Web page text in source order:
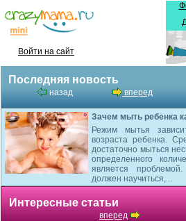
Войти на сайт
Последняя новость
назад вперед
Зачем мыть ребенка
Режим мытья
возраста ребенка.
достаточно мыться
определенного
является
должен научиться,...
Интересные статьи
вперед